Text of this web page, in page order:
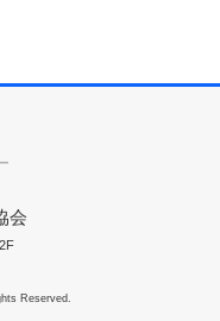
会
Reserved.